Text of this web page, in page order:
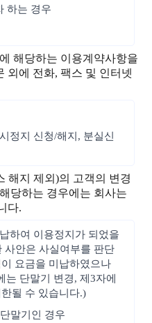
하는 경우
해당하는 이용계약사항을
외에 전화, 팩스 및 인터넷
정지 신청/해지, 분실신
해지 제외)의 고객의 변경
당하는 경우에는 회사는
다.
하여 이용정지가 되었을
사안은 사실여부를 판단
요금을 미납하였으나
는 단말기 변경, 제3자에
될 수 있습니다.)
말기인 경우